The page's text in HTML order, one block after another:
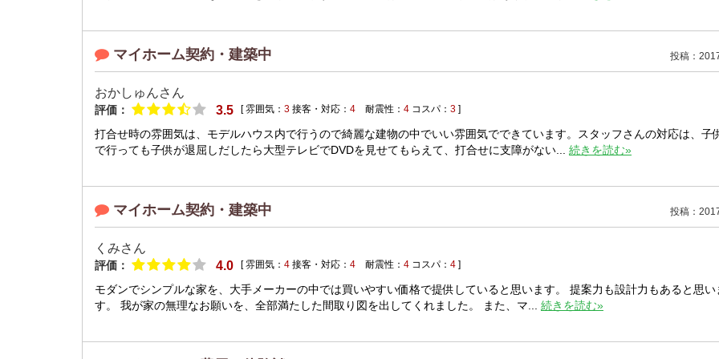
マイホーム契約・建築中 投稿：
おかしゅんさん
評価： 3.5 [ 雰囲気： 3 接客・対応： 4 耐震性： 4 コスパ： 3 ]
打合せ時の雰囲気は、モデルハウス内で行うので綺麗な建物の中でいい雰囲気でできています。スタッフさんの対応は、子
で行っても子供が退屈しだしたら大型テレビでDVDを見せてもらえて、打合せに支障がない... 続きを読む»
マイホーム契約・建築中 投稿：
くみさん
評価： 4.0 [ 雰囲気： 4 接客・対応： 4 耐震性： 4 コスパ： 4 ]
モダンでシンプルな家を、大手メーカーの中では買いやすい価格で提供していると思います。 提案力も設計力もあると思い
す。 我が家の無理なお願いを、全部満たした間取り図を出してくれました。 また、マ... 続きを読む»